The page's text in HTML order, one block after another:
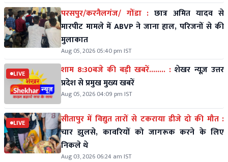
परसपुर/करनैलगंज/ गोंडा : छात्र अमित यादव से
मारपीट मामले में ABVP ने जाना हाल, परिजनों से की
मुलाकात
Aug 05, 2026 05:40 pm IST
LIVE शाम 8:30बजे की बड़ी खबरें........ : शेखर न्यूज़ उत्तर
प्रदेश से प्रमुख मुख्य खबरें
Aug 05, 2026 04:09 pm IST
LIVE
सीतापुर में विद्युत तारों से टकराया डीजे दो की मौत :
चार झुलसे, कावरियों को जागरूक करने के लिए
निकले थे
Aug 03, 2026 06:24 am IST